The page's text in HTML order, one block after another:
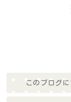
このブログ